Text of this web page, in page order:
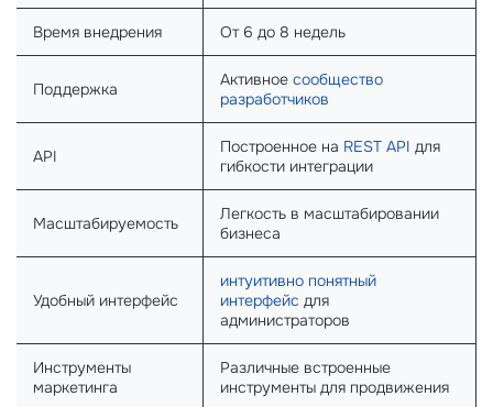
Время внедрения От 6 до 8 недель
Поддержка Активное сообщество
разработчиков
API Построенное на REST API для
гибкости интеграции
Масштабируемость
Легкость в масштабировании
бизнеса
Удобный интерфейс
интуитивно понятный
интерфейс для
администраторов
Инструменты
маркетинга
Различные встроенные
инструменты для продвижения